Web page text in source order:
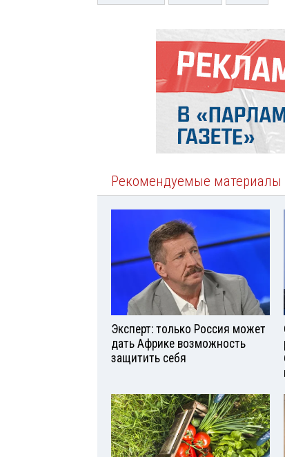
Рекомендуемые материалы
Эксперт: только Россия может
дать Африке возможность
защитить себя